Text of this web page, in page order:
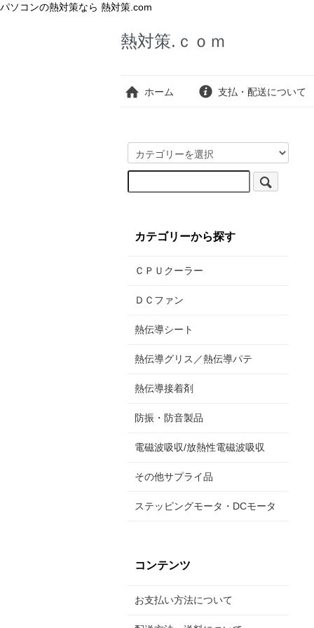
パソコンの熱対策なら 熱対策.com
熱対策.ｃｏｍ
ホーム 支払・配送について
カテゴリーから探す
ＣＰＵクーラー
ＤＣファン
熱伝導シート
熱伝導グリス／熱伝導パテ
熱伝導接着剤
防振・防音製品
電磁波吸収/放熱性電磁波吸収
その他サプライ品
ステッピングモータ・DCモータ
コンテンツ
お支払い方法について